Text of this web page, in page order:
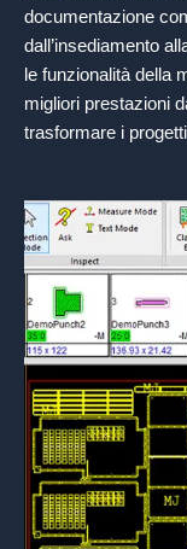
documentazione
dall’insediamento
le funzionalità della
migliori prestazioni
trasformare i